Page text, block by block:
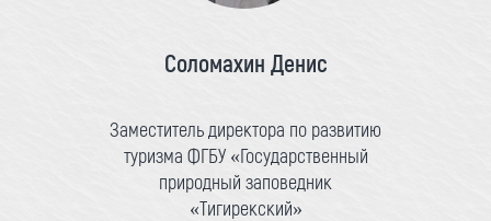
Соломахин Денис
Заместитель директора по развитию
туризма ФГБУ «Государственный
природный заповедник
«Тигирекский»